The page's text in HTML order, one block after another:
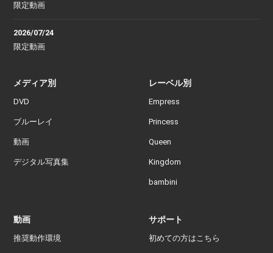
限定動画
2026/07/24
限定動画
メディア別
DVD
ブルーレイ
動画
デジタル写真集
レーベル別
Empress
Princess
Queen
Kingdom
bambini
動画
推奨動作環境
サポート
初めての方はこちら